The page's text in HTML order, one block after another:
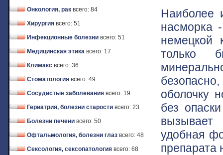
Онкология, рак всего: 84
Хирургия всего: 51
Инфекционные болезни всего: 51
Медицинская этика всего: 17
Климакс всего: 36
Стоматология всего: 49
Сосудистые заболевания всего: 19
Гериатрия, болезни старости всего: 23
Болезни печени всего: 50
Офтальмология, болезни глаз всего: 48
Сексология, сексопатология всего: 68
Наиболее
насморка
немецкой
только
оболочку
без
вызывает
удобная
препарата